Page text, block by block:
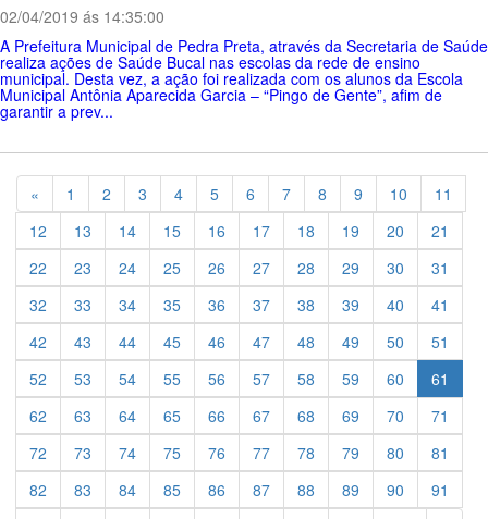
02/04/2019 ás 14:35:00
A Prefeitura Municipal de Pedra Preta, através da Secretaria de Saúde
realiza ações de Saúde Bucal nas escolas da rede de ensino
municipal. Desta vez, a ação foi realizada com os alunos da Escola
Municipal Antônia Aparecida Garcia – “Pingo de Gente”, afim de
garantir a prev...
« Previous
1 2 3 4 5 6 7 8 9 10
11
12
13 14 15 16 17 18 19 20
21
22
23 24 25 26 27 28 29 30
31
32
33 34 35 36 37 38 39 40
41
42
43 44 45 46 47 48 49 50
51
52
53 54 55 56 57 58 59 60
61
62
63 64 65 66 67 68 69 70
71
72
73 74 75 76 77 78 79 80
81
82
83 84 85 86 87 88 89 90
91